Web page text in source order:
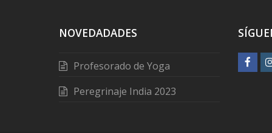
NOVEDADADES
Profesorado de Yoga
Peregrinaje India 2023